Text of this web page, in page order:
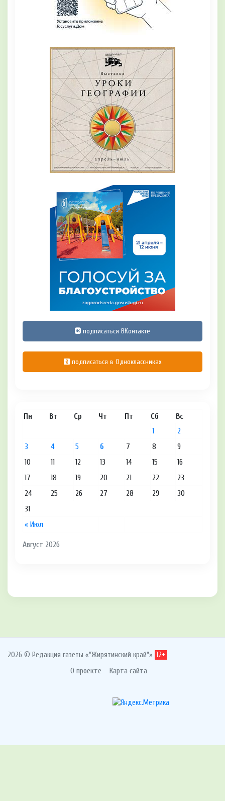
подписаться ВКонтакте
подписаться в Одноклассниках
Август 2026
Пн Вт Ср Чт Пт Сб Вс
« Июл
1
2
3
4 5 6 7 8
9
10
11 12 13 14 15
16
17
18 19 20 21 22
23
24
25 26 27 28 29
30
31
2026 © Редакция газеты «"Жирятинский край"» 12+
О проекте Карта сайта